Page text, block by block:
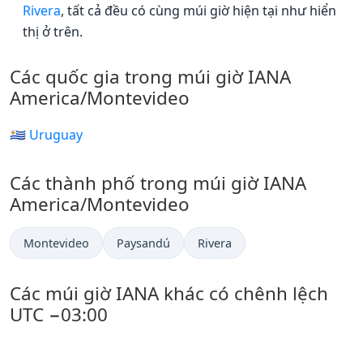
Rivera, tất cả đều có cùng múi giờ hiện tại như hiển
thị ở trên.
Các quốc gia trong múi giờ IANA
America/Montevideo
🇺🇾 Uruguay
Các thành phố trong múi giờ IANA
America/Montevideo
Montevideo Paysandú Rivera
Các múi giờ IANA khác có chênh lệch
UTC −03:00